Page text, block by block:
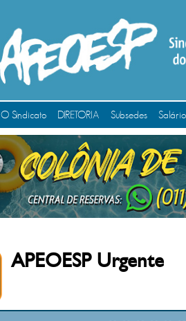
O Sindicato DIRETORIA Subsedes
APEOESP Urgente